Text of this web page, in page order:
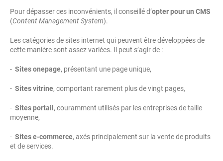
Pour dépasser ces inconvénients, il conseillé d’opter pour un CMS
(Content Management System).
Les catégories de sites internet qui peuvent être développées de
cette manière sont assez variées. Il peut s’agir de :
- Sites onepage, présentant une page unique,
- Sites vitrine, comportant rarement plus de vingt pages,
- Sites portail , couramment utilisés par les entreprises de taille
moyenne,
- Sites e-commerce, axés principalement sur la vente de produits
et de services.